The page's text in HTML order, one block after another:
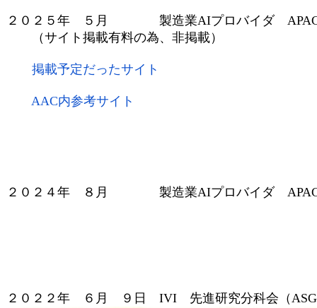
２０２５年 ５月 製造業AIプロバイダ APAC
（サイト掲載有料の為、非掲載）
掲載予定だったサイト
AAC内参考サイト
２０２４年 ８月 製造業AIプロバイダ
２０２２年 ６月 ９日 IVI 先進研究分科会（